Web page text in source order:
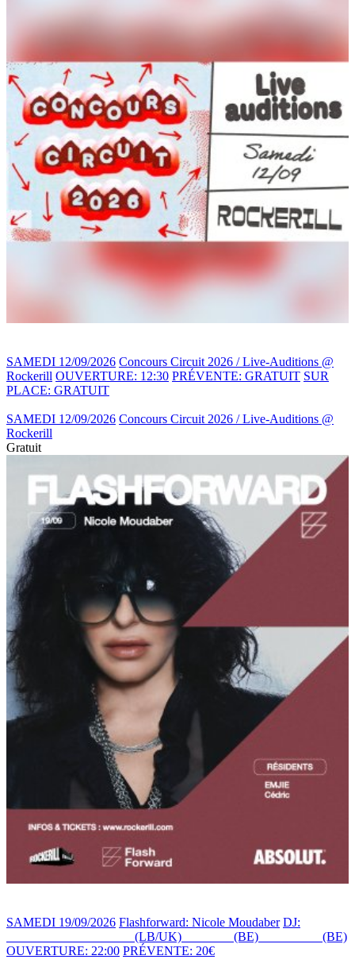
SAMEDI 12/09/2026 Concours Circuit 2026 / Live-Auditions @
Rockerill OUVERTURE: 12:30 PRÉVENTE: GRATUIT SUR
PLACE: GRATUIT
SAMEDI 12/09/2026 Concours Circuit 2026 / Live-Auditions @
Rockerill
Gratuit
SAMEDI 19/09/2026 Flashforward: Nicole Moudaber DJ:
(LB/UK) (BE)
(BE)
OUVERTURE: 22:00 PRÉVENTE: 20€